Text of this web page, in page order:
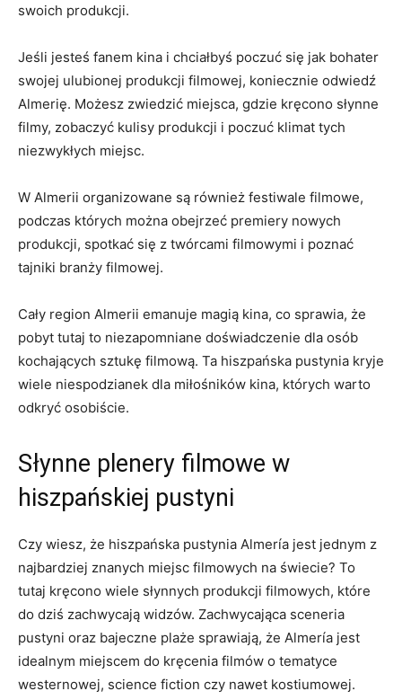
swoich⁢ produkcji.
Jeśli jesteś fanem kina i chciałbyś poczuć się jak bohater
swojej ulubionej ​produkcji filmowej, ⁢koniecznie odwiedź
Almerię. Możesz zwiedzić miejsca, ⁣gdzie kręcono⁣ słynne⁢
filmy, zobaczyć kulisy produkcji i poczuć klimat tych
niezwykłych miejsc.
W Almerii organizowane są również festiwale filmowe,
podczas których ​można obejrzeć premiery nowych
produkcji, spotkać ‌się‍ z twórcami filmowymi i poznać
tajniki branży filmowej.
Cały region Almerii emanuje magią kina, ⁣co sprawia, że
pobyt ‍tutaj ‍to niezapomniane doświadczenie dla osób​
kochających ⁤sztukę filmową. Ta hiszpańska pustynia kryje
wiele niespodzianek dla miłośników kina, których‌ warto
odkryć osobiście.
Słynne plenery filmowe w
hiszpańskiej pustyni
Czy wiesz, że hiszpańska pustynia Almería jest jednym z
najbardziej znanych miejsc filmowych na ‍świecie? To
tutaj kręcono wiele słynnych ⁣produkcji filmowych, które
do dziś zachwycają widzów. Zachwycająca ​sceneria
pustyni⁢ oraz bajeczne plaże sprawiają, że Almería jest
idealnym miejscem do kręcenia filmów o tematyce⁤
westernowej, science fiction‌ czy⁣ nawet kostiumowej.